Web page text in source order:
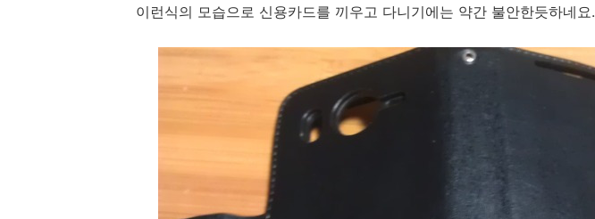
이런식의 모습으로 신용카드를 끼우고 다니기에는 약간 불안한듯하네요.